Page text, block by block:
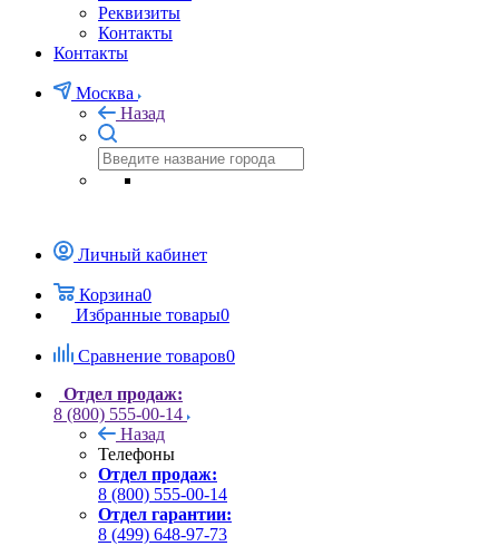
Реквизиты
Контакты
Контакты
Москва
Назад
Личный кабинет
Корзина0
Избранные товары0
Сравнение товаров0
Отдел продаж:
8 (800) 555-00-14
Назад
Телефоны
Отдел продаж:
8 (800) 555-00-14
Отдел гарантии:
8 (499) 648-97-73